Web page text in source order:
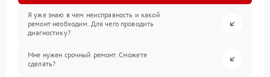
Я уже знаю в чем неисправность и какой
ремонт необходим. Для чего проводить
диагностику?
Мне нужен срочный ремонт. Сможете
сделать?